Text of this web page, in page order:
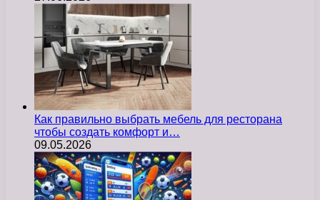
Как правильно выбрать мебель для ресторана
чтобы создать комфорт и…
09.05.2026